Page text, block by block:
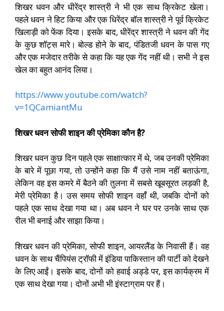
शिखर धवन और धीरेंद्र शास्त्री ने भी एक साथ क्रिकेट खेला।
पहले धवन ने हिट किया और एक धिरेंद्र बॉल शास्त्री ने पूर्व क्रिकेट
खिलाड़ी को फेंक दिया। इसके बाद, धीरेंद्र शास्त्री ने धवन की गेंद
के कुछ शॉट्स मारे। बोल्ड होने के बाद, पंडितजी धवन के पास गए
और एक मजेदार तरीके से कहा कि यह एक गेंद नहीं थी। सभी ने इस
खेल का बहुत आनंद लिया।
https://www.youtube.com/watch?
v=1QCamiantMu
शिखर धवन सोफी शाइन की प्रेमिका कौन है?
शिखर धवन कुछ दिन पहले एक साक्षात्कार में थे, जब उनकी प्रेमिका
के बारे में पूछा गया, तो उन्होंने कहा कि मैं उसे नाम नहीं बताऊंगा,
लेकिन वह इस कमरे में बैठने की तुलना में सबसे खूबसूरत लड़की है,
मेरी प्रेमिका है। उस समय सोफी शाइन वहाँ थी, जबकि दोनों को
पहले एक साथ देखा गया था। अब धवन ने घर पर उनके साथ एक
रील भी बनाई और साझा किया।
शिखर धवन की प्रेमिका, सोफी शाइन, आयरलैंड के निवासी हैं। वह
धवन के साथ चैंपियंस ट्रॉफी में इंडिया पाकिस्तान की पार्टी को देखने
के लिए आईं। इसके बाद, दोनों को हवाई अड्डे पर, इस कार्यक्रम में
एक साथ देखा गया। दोनों अभी भी इंस्टाग्राम पर हैं।